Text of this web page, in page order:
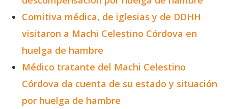
Comitiva médica, de iglesias y de DDHH
visitaron a Machi Celestino Córdova en
huelga de hambre
Médico tratante del Machi Celestino
Córdova da cuenta de su estado y situación
por huelga de hambre